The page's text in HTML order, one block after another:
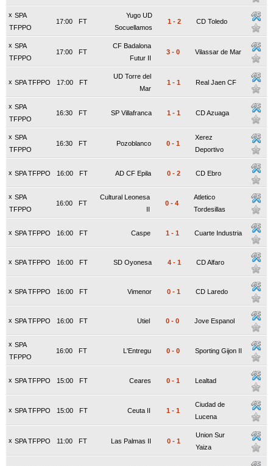
x SPA
TFPPO
FT
17:00
Yugo UD
Socuellamos
1 - 2 CD Toledo
x SPA
TFPPO
FT
17:00
CF Badalona
Futur II
3 - 0 Vilassar de Mar
x SPA TFPPO FT
17:00
UD Torre del
Mar
1 - 1 Real Jaen CF
x SPA
TFPPO
FT
16:30 SP Villafranca 1 - 1 CD Azuaga
x SPA
TFPPO
FT
16:30 Pozoblanco 0 - 1
Xerez
Deportivo
x SPA TFPPO FT
16:00 AD CF Epila 0 - 2 CD Ebro
x SPA
TFPPO
FT
16:00
Cultural Leonesa
II
0 - 4
Atletico
Tordesillas
x SPA TFPPO FT
16:00 Caspe 1 - 1 Cuarte Industria
x SPA TFPPO FT
16:00 SD Oyonesa 4 - 1 CD Alfaro
x SPA TFPPO FT
16:00 Vimenor 0 - 1 CD Laredo
x SPA TFPPO FT
16:00 Utiel 0 - 0 Jove Espanol
x SPA
TFPPO
FT
16:00 L'Entregu 0 - 0 Sporting Gijon II
x SPA TFPPO FT
15:00 Ceares 0 - 1 Lealtad
x SPA TFPPO FT
15:00 Ceuta II 1 - 1
Ciudad de
Lucena
x SPA TFPPO FT
11:00 Las Palmas II 0 - 1
Union Sur
Yaiza